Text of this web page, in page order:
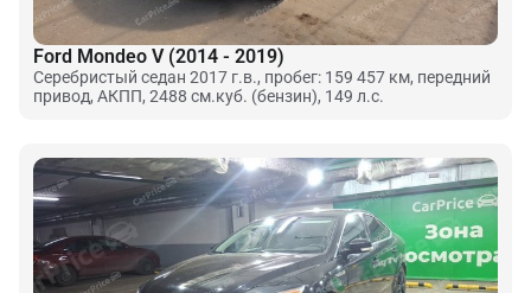
Ford Mondeo V (2014 - 2019)
Серебристый седан 2017 г.в., пробег: 159 457 км, передний
привод, АКПП, 2488 см.куб. (бензин), 149 л.с.